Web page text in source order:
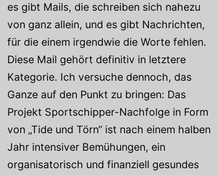
es gibt Mails, die schreiben sich nahezu
von ganz allein, und es gibt Nachrichten,
für die einem irgendwie die Worte fehlen.
Diese Mail gehört definitiv in letztere
Kategorie. Ich versuche dennoch, das
Ganze auf den Punkt zu bringen: Das
Projekt Sportschipper-Nachfolge in Form
von „Tide und Törn“ ist nach einem halben
Jahr intensiver Bemühungen, ein
organisatorisch und finanziell gesundes